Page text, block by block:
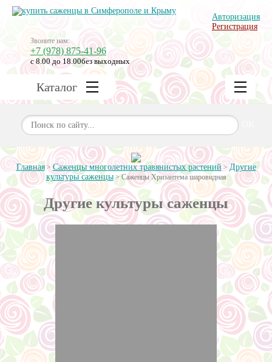
Звоните нам:
+7 (978) 875-41-96
с 8.00 до 18.00без выходных
Авторизация
Регистрация
Каталог
Главная> Саженцы многолетних травянистых растений> Другие
культуры саженцы>Саженцы Хризантема шаровидная
Другие культуры саженцы